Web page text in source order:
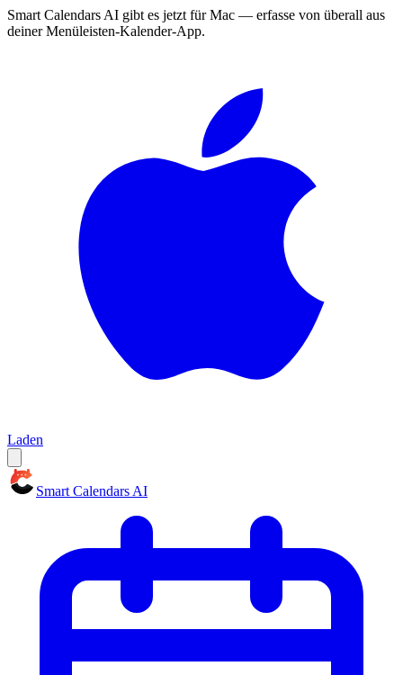
Smart Calendars AI gibt es jetzt für Mac — erfasse von überall aus
deiner Menüleisten-Kalender-App.
Laden
Smart Calendars AI